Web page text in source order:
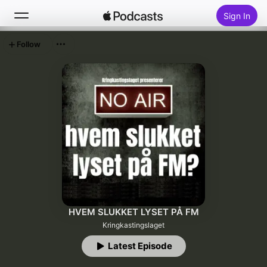
Sign In
Top Charts
HVEM SLUKKET LYSET PÅ FM
Kringkastingslaget
Latest Episode
Follow